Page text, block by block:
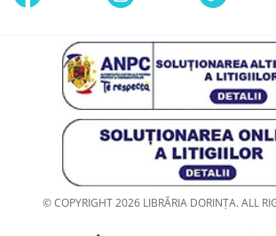
© COPYRIGHT 2026 LIBRĂRIA DORINȚA. ALL